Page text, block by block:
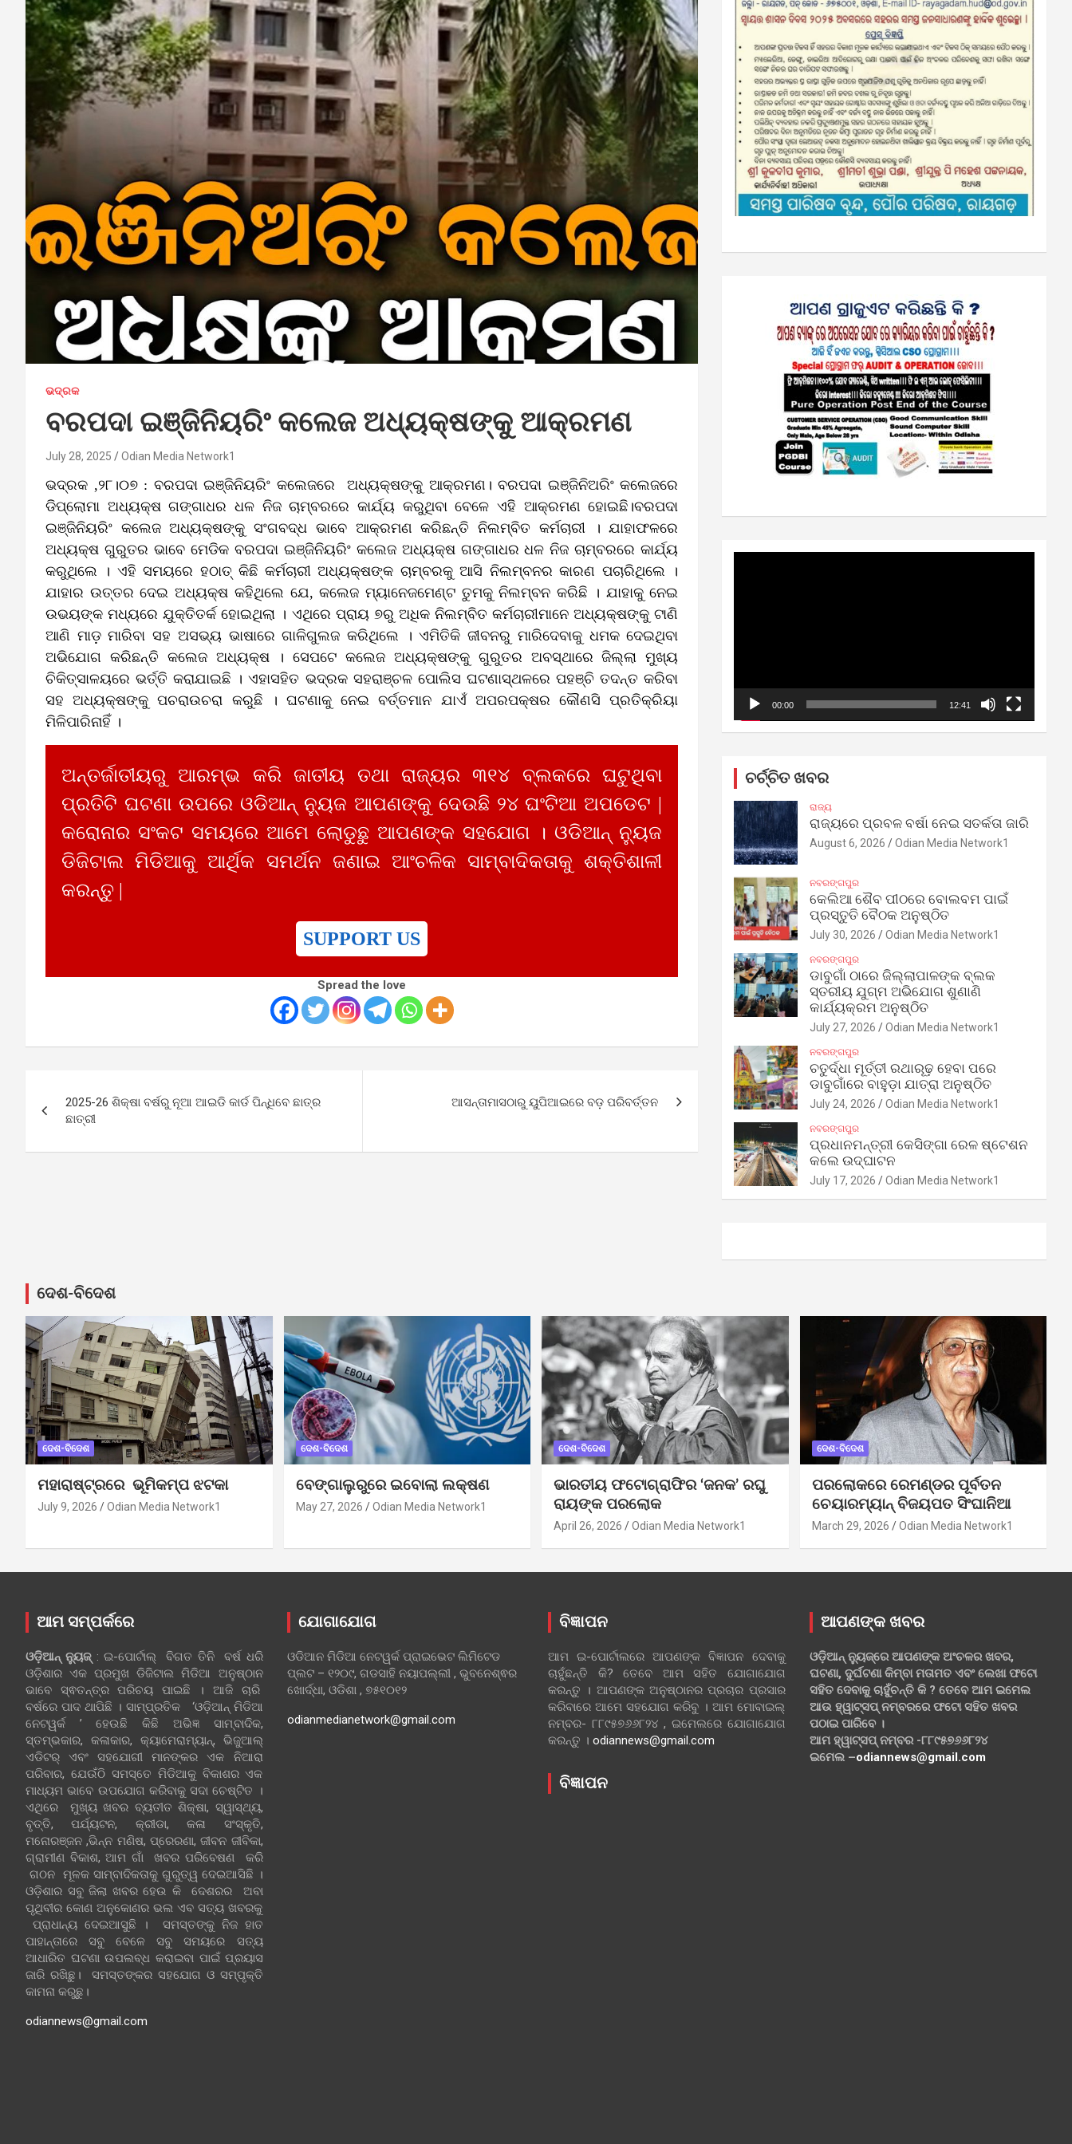
ଭଦ୍ରକ
ବରପଦା ଇଞ୍ଜିନିୟରିଂ କଲେଜ ଅଧ୍ୟକ୍ଷଙ୍କୁ ଆକ୍ରମଣ
July 28, 2025 Odian Media Network1
ଭଦ୍ରକ ,୨୮।୦୭ : ବରପଦା ଇଞ୍ଜିନିୟରିଂ କଲେଜରେ ଅଧ୍ୟକ୍ଷଙ୍କୁ ଆକ୍ରମଣ। ବରପଦା ଇଞ୍ଜିନିଅରିଂ କଲେଜରେ
ଡିପ୍ଲୋମା ଅଧ୍ୟକ୍ଷ ଗଙ୍ଗାଧର ଧଳ ନିଜ ଚାମ୍ବରରେ କାର୍ଯ୍ୟ କରୁଥିବା ବେଳେ ଏହି ଆକ୍ରମଣ ହୋଇଛି।ବରପଦା
ଇଞ୍ଜିନିୟରିଂ କଲେଜ ଅଧ୍ୟକ୍ଷଙ୍କୁ ସଂଗବଦ୍ଧ ଭାବେ ଆକ୍ରମଣ କରିଛନ୍ତି ନିଲମ୍ବିତ କର୍ମଚାରୀ । ଯାହାଫଳରେ
ଅଧ୍ୟକ୍ଷ ଗୁରୁତର ଭାବେ ମେଡିକ ବରପଦା ଇଞ୍ଜିନିୟରିଂ କଲେଜ ଅଧ୍ୟକ୍ଷ ଗଙ୍ଗାଧର ଧଳ ନିଜ ଚାମ୍ବରରେ କାର୍ଯ୍ୟ
କରୁଥିଲେ । ଏହି ସମୟରେ ହଠାତ୍‌ କିଛି କର୍ମଚାରୀ ଅଧ୍ୟକ୍ଷଙ୍କ ଚାମ୍ବରକୁ ଆସି ନିଲମ୍ବନର କାରଣ ପଚାରିଥିଲେ ।
ଯାହାର ଉତ୍ତର ଦେଇ ଅଧ୍ୟକ୍ଷ କହିଥିଲେ ଯେ, କଲେଜ ମ୍ୟାନେଜମେଣ୍ଟ ତୁମକୁ ନିଲମ୍ବନ କରିଛି । ଯାହାକୁ ନେଇ
ଉଭୟଙ୍କ ମଧ୍ୟରେ ଯୁକ୍ତିତର୍କ ହୋଇଥିଲା । ଏଥିରେ ପ୍ରାୟ ୭ରୁ ଅଧିକ ନିଲମ୍ବିତ କର୍ମଚାରୀମାନେ ଅଧ୍ୟକ୍ଷଙ୍କୁ ଟାଣି
ଆଣି ମାଡ଼ ମାରିବା ସହ ଅସଭ୍ୟ ଭାଷାରେ ଗାଳିଗୁଲଜ କରିଥିଲେ । ଏମିତିକି ଜୀବନରୁ ମାରିଦେବାକୁ ଧମକ ଦେଇଥିବା
ଅଭିଯୋଗ କରିଛନ୍ତି କଲେଜ ଅଧ୍ୟକ୍ଷ । ସେପଟେ କଲେଜ ଅଧ୍ୟକ୍ଷଙ୍କୁ ଗୁରୁତର ଅବସ୍ଥାରେ ଜିଲ୍ଲା ମୁଖ୍ୟ
ଚିକିତ୍ସାଳୟରେ ଭର୍ତ୍ତି କରାଯାଇଛି । ଏହାସହିତ ଭଦ୍ରକ ସହରାଞ୍ଚଳ ପୋଲିସ ଘଟଣାସ୍ଥଳରେ ପହଞ୍ଚି ତଦନ୍ତ କରିବା
ସହ ଅଧ୍ୟକ୍ଷଙ୍କୁ ପଚରାଉଚରା କରୁଛି । ଘଟଣାକୁ ନେଇ ବର୍ତ୍ତମାନ ଯାଏଁ ଅପରପକ୍ଷର କୌଣସି ପ୍ରତିକ୍ରିୟା
ମିଳିପାରିନାହିଁ ।
ଅନ୍ତର୍ଜାତୀୟରୁ ଆରମ୍ଭ କରି ଜାତୀୟ ତଥା ରାଜ୍ୟର ୩୧୪ ବ୍ଲକରେ ଘଟୁଥିବା
ପ୍ରତିଟି ଘଟଣା ଉପରେ ଓଡିଆନ୍ ନ୍ୟୁଜ ଆପଣଙ୍କୁ ଦେଉଛି ୨୪ ଘଂଟିଆ ଅପଡେଟ |
କରୋନାର ସଂକଟ ସମୟରେ ଆମେ ଲୋଡୁଛୁ ଆପଣଙ୍କ ସହଯୋଗ । ଓଡିଆନ୍ ନ୍ୟୁଜ
ଡିଜିଟାଲ ମିଡିଆକୁ ଆର୍ଥିକ ସମର୍ଥନ ଜଣାଇ ଆଂଚଳିକ ସାମ୍ବାଦିକତାକୁ ଶକ୍ତିଶାଳୀ
କରନ୍ତୁ |
SUPPORT US
Spread the love
navigation
2025-26 ଶିକ୍ଷା ବର୍ଷରୁ ନୂଆ ଆଇଡି କାର୍ଡ ପିନ୍ଧିବେ ଛାତ୍ର
ଛାତ୍ରୀ
ଆସନ୍ତାମାସଠାରୁ ୟୁପିଆଇରେ ବଡ଼ ପରିବର୍ତ୍ତନ
00:00 12:41
ଚର୍ଚ୍ଚିତ ଖବର
ରାଜ୍ୟ
ରାଜ୍ୟରେ ପ୍ରବଳ ବର୍ଷା ନେଇ ସତର୍କତା ଜାରି
August 6, 2026 Odian Media Network1
ନବରଙ୍ଗପୁର
କେଲିଆ ଶୈବ ପୀଠରେ ବୋଲବମ ପାଇଁ
ପ୍ରସ୍ତୁତି ବୈଠକ ଅନୁଷ୍ଠିତ
July 30, 2026 Odian Media Network1
ନବରଙ୍ଗପୁର
ଡାବୁଗାଁ ଠାରେ ଜିଲ୍ଲାପାଳଙ୍କ ବ୍ଲକ
ସ୍ତରୀୟ ଯୁଗ୍ମ ଅଭିଯୋଗ ଶୁଣାଣି
କାର୍ଯ୍ୟକ୍ରମ ଅନୁଷ୍ଠିତ
July 27, 2026 Odian Media Network1
ନବରଙ୍ଗପୁର
ଚତୁର୍ଦ୍ଧା ମୂର୍ତ୍ତୀ ରଥାରୂଢ଼ ହେବା ପରେ
ଡାବୁଗାଁରେ ବାହୁଡ଼ା ଯାତ୍ରା ଅନୁଷ୍ଠିତ
July 24, 2026 Odian Media Network1
ନବରଙ୍ଗପୁର
ପ୍ରଧାନମନ୍ତ୍ରୀ କେସିଙ୍ଗା ରେଳ ଷ୍ଟେଶନ
କଲେ ଉଦ୍‌ଘାଟନ
July 17, 2026 Odian Media Network1
ଦେଶ-ବିଦେଶ
ଦେଶ-ବିଦେଶ
ମହାରାଷ୍ଟ୍ରରେ ଭୂମିକମ୍ପ ଝଟକା
July 9, 2026 Odian Media Network1
ଦେଶ-ବିଦେଶ
ବେଙ୍ଗାଲୁରୁରେ ଇବୋଲା ଲକ୍ଷଣ
May 27, 2026 Odian Media Network1
ଦେଶ-ବିଦେଶ
ଭାରତୀୟ ଫଟୋଗ୍ରାଫିର ‘ଜନକ’ ରଘୁ
ରାୟଙ୍କ ପରଲୋକ
April 26, 2026 Odian Media Network1
ଦେଶ-ବିଦେଶ
ପରଲୋକରେ ରେମଣ୍ଡର ପୂର୍ବତନ
ଚେୟାରମ୍ୟାନ୍ ବିଜୟପତ ସିଂଘାନିଆ
March 29, 2026 Odian Media Network1
ଆମ ସମ୍ପର୍କରେ
ଓଡ଼ିଆନ୍‍ ନ୍ୟୁଜ୍‍: ଇ-ପୋର୍ଟାଲ୍ ବିଗତ ତିନି ବର୍ଷ ଧରି
ଓଡ଼ିଶାର ଏକ ପ୍ରମୁଖ ଡିଜିଟାଲ ମିଡିଆ ଅନୁଷ୍ଠାନ
ଭାବେ ସ୍ଵତନ୍ତ୍ର ପରିଚୟ ପାଇଛି । ଆଜି ଚାରି
ବର୍ଷରେ ପାଦ ଥାପିଛି । ସାମ୍ପ୍ରତିକ ‘ଓଡ଼ିଆନ୍‍ ମିଡିଆ
ନେଟୱର୍କ ’ ହେଉଛି କିଛି ଅଭିଜ୍ଞ ସାମ୍ବାଦିକ,
ସ୍ତମ୍ଭକାର, କଳାକାର, କ୍ୟାମେରାମ୍ୟାନ୍, ଭିଜୁଆଲ୍
ଏଡିଟର୍ ଏବଂ ସହଯୋଗୀ ମାନଙ୍କର ଏକ ନିଆରା
ପରିବାର, ଯେଉଁଠି ସମସ୍ତେ ମିଡିଆକୁ ବିକାଶର ଏକ
ମାଧ୍ୟମ ଭାବେ ଉପଯୋଗ କରିବାକୁ ସଦା ଚେଷ୍ଟିତ ।
ଏଥିରେ ମୁଖ୍ୟ ଖବର ବ୍ୟତୀତ ଶିକ୍ଷା, ସ୍ୱାସ୍ଥ୍ୟ,
ବୃତ୍ତି, ପର୍ଯ୍ୟଟନ, କ୍ରୀଡା, କଳା ସଂସ୍କୃତି,
ମନୋରଞ୍ଜନ ,ଭିନ୍ନ ମଣିଷ, ପ୍ରେରଣା, ଜୀବନ ଜୀବିକା,
ଗ୍ରାମୀଣ ବିକାଶ, ଆମ ଗାଁ ଖବର ପରିବେଷଣ କରି
ଗଠନ ମୂଳକ ସାମ୍ବାଦିକତାକୁ ଗୁରୁତ୍ୱ ଦେଇଆସିଛି ।
ଓଡ଼ିଶାର ସବୁ ଜିଲା ଖବର ହେଉ କି ଦେଶରର ଅବା
ପୃଥିବୀର କୋଣ ଅନୁକୋଣର ଭଲ ଏବ ସତ୍ୟ ଖବରକୁ
ପ୍ରାଧାନ୍ୟ ଦେଇଆସୁଛି । ସମସ୍ତଙ୍କୁ ନିଜ ହାତ
ପାହାନ୍ତାରେ ସବୁ ବେଳେ ସବୁ ସମୟରେ ସତ୍ୟ
ଆଧାରିତ ଘଟଣା ଉପଲବ୍ଧ କରାଇବା ପାଇଁ ପ୍ରୟାସ
ଜାରି ରଖିଛୁ। ସମସ୍ତଙ୍କର ସହଯୋଗ ଓ ସମ୍ପୃକ୍ତି
କାମନା କରୁଛୁ।
odiannews@gmail.com
ଯୋଗାଯୋଗ
ଓଡିଆନ ମିଡିଆ ନେଟୱର୍କ ପ୍ରାଇଭେଟ ଲିମିଟେଡ
ପ୍ଲଟ – ୧୨୦୯, ଗଡସାହି ନୟାପଲ୍ଲୀ , ଭୁବନେଶ୍ଵର
ଖୋର୍ଦ୍ଧା, ଓଡିଶା , ୭୫୧୦୧୨
odianmedianetwork@gmail.com
ବିଜ୍ଞାପନ
ଆମ ଇ-ପୋର୍ଟାଲରେ ଆପଣଙ୍କ ବିଜ୍ଞାପନ ଦେବାକୁ
ଚାହୁଁଛନ୍ତି କି? ତେବେ ଆମ ସହିତ ଯୋଗାଯୋଗ
କରନ୍ତୁ । ଆପଣଙ୍କ ଅନୁଷ୍ଠାନର ପ୍ରଚାର ପ୍ରସାର
କରିବାରେ ଆମେ ସହଯୋଗ କରିବୁ । ଆମ ମୋବାଇଲ୍
ନମ୍ବର- ୮୮୯୫୭୬୬୮୨୪ , ଇମେଲରେ ଯୋଗାଯୋଗ
କରନ୍ତୁ । odiannews@gmail.com
ବିଜ୍ଞାପନ
ଆପଣଙ୍କ ଖବର
ଓଡ଼ିଆନ୍ ନ୍ୟୁଜ୍‌ରେ ଆପଣଙ୍କ ଅଂଚଳର ଖବର,
ଘଟଣା, ଦୁର୍ଘଟଣା କିମ୍ବା ମତାମତ ଏବଂ ଲେଖା ଫଟୋ
ସହିତ ଦେବାକୁ ଚାହୁଁଚନ୍ତି କି ? ତେବେ ଆମ ଇମେଲ
ଆଉ ହ୍ୱାଟ୍‌ସପ୍ ନମ୍ବରରେ ଫଟୋ ସହିତ ଖବର
ପଠାଇ ପାରିବେ ।
ଆମ ହ୍ୱାଟ୍‌ସପ୍ ନମ୍ବର -୮୮୯୫୭୬୬୮୨୪
ଇମେଲ –odiannews@gmail.com